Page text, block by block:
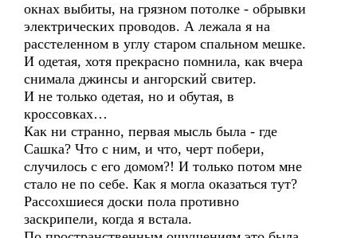
окнах выбиты, на грязном потолке - обрывки
электрических проводов. А лежала я на
расстеленном в углу старом спальном мешке.
И одетая, хотя прекрасно помнила, как вчера
снимала джинсы и ангорский свитер.
И не только одетая, но и обутая, в
кроссовках…
Как ни странно, первая мысль была - где
Сашка? Что с ним, и что, черт побери,
случилось с его домом?! И только потом мне
стало не по себе. Как я могла оказаться тут?
Рассохшиеся доски пола противно
заскрипели, когда я встала.